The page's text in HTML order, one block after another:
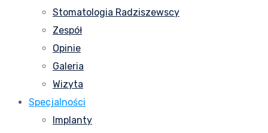
Stomatologia Radziszewscy
Zespół
Opinie
Galeria
Wizyta
Specjalności
Implanty